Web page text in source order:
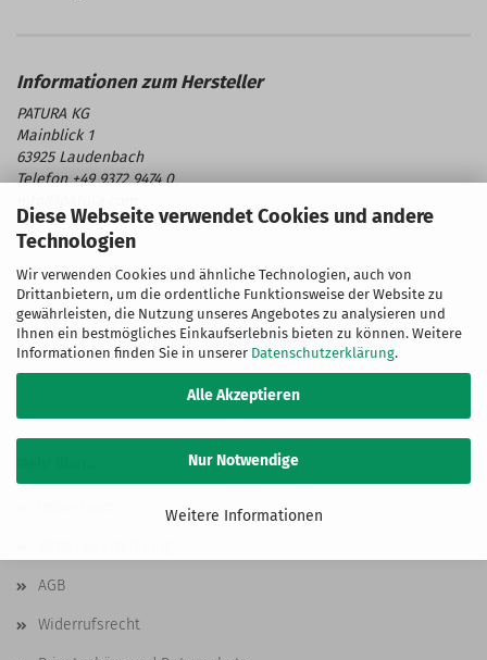
Diese Webseite verwendet Cookies und andere
Technologien
Wir verwenden Cookies und ähnliche Technologien, auch von
Drittanbietern, um die ordentliche Funktionsweise der Website zu
gewährleisten, die Nutzung unseres Angebotes zu analysieren und
Ihnen ein bestmögliches Einkaufserlebnis bieten zu können. Weitere
Informationen finden Sie in unserer Datenschutzerklärung.
Alle Akzeptieren
Nur Notwendige
Weitere Informationen
PATURA KG
Mainblick 1
63925 Laudenbach
Telefon +49 9372 9474 0
AGB
Widerrufsrecht